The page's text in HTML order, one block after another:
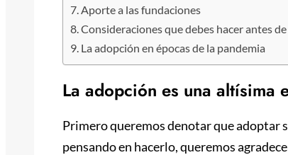
Aporte a las fundaciones
Consideraciones que debes hacer antes
La adopción en épocas de la pandemia
La adopción es una altísima
Primero queremos denotar que adoptar
pensando en hacerlo, queremos